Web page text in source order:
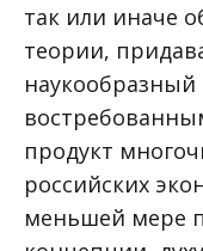
так или иначе
теории,
наукообразный
продукт
российских
меньшей мере